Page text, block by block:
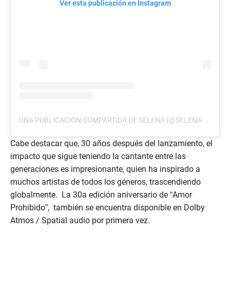
Ver esta publicación en Instagram
UNA PUBLICACIÓN COMPARTIDA DE SELENA (@SELENAQOFFICIAL)
Cabe destacar que, 30 años después del lanzamiento, el
impacto que sigue teniendo la cantante entre las
generaciones es impresionante, quien ha inspirado a
muchos artistas de todos los géneros, trascendiendo
globalmente. La 30a edición aniversario de “Amor
Prohibido”, también se encuentra disponible en Dolby
Atmos / Spatial audio por primera vez.